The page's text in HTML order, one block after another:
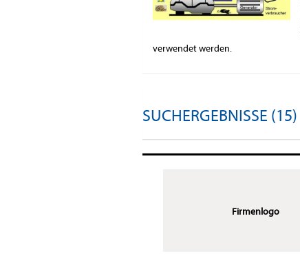
verwendet werden.
SUCHERGEBNISSE (15)
Firmenlogo